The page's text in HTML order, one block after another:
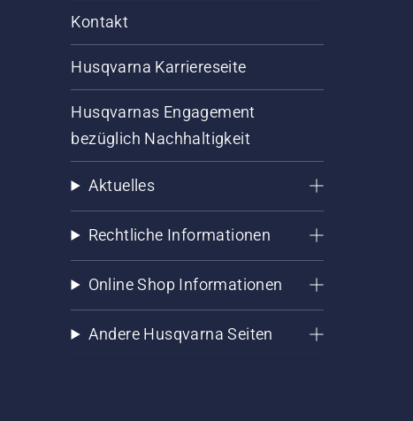
Kontakt
Husqvarna Karriereseite
Husqvarnas Engagement
bezüglich Nachhaltigkeit
Aktuelles
Rechtliche Informationen
Online Shop Informationen
Andere Husqvarna Seiten